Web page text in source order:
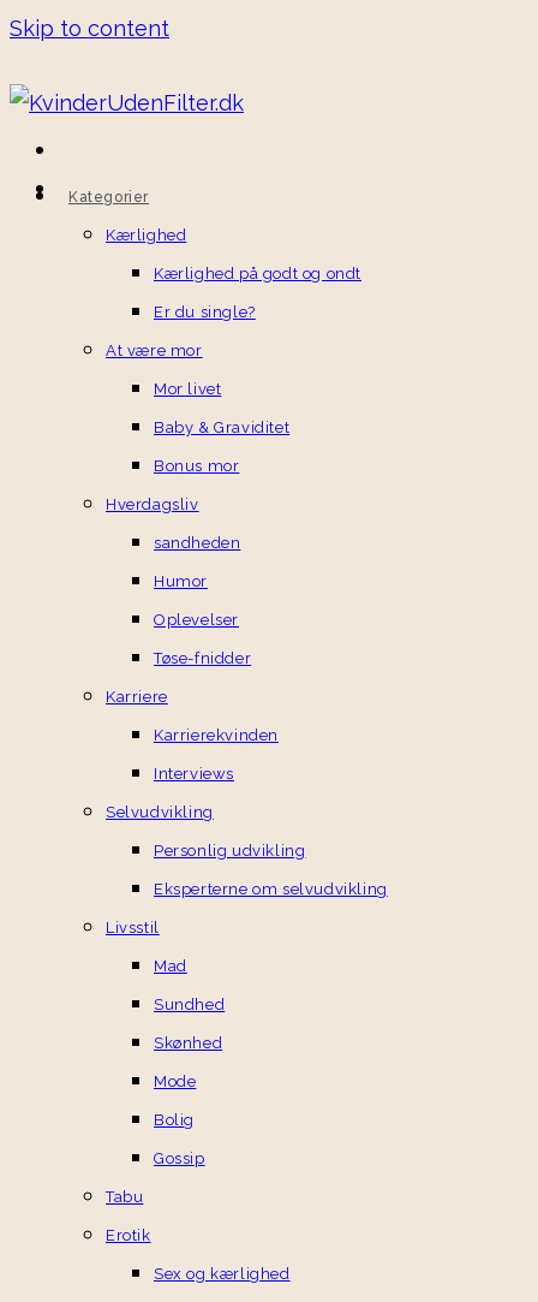
Skip to content
Kategorier
Kærlighed
Kærlighed på godt og ondt
Er du single?
At være mor
Mor livet
Baby & Graviditet
Bonus mor
Hverdagsliv
sandheden
Humor
Oplevelser
Tøse-fnidder
Karriere
Karrierekvinden
Interviews
Selvudvikling
Personlig udvikling
Eksperterne om selvudvikling
Livsstil
Mad
Sundhed
Skønhed
Mode
Bolig
Gossip
Tabu
Erotik
Sex og kærlighed